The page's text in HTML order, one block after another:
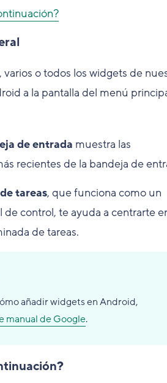
o todos los widgets de
a la pantalla del menú
de entrada muestra las
recientes de la bandeja de
tareas, que funciona como un
control, te ayuda a centrarte
de tareas.
añadir widgets en Android,
manual de Google.